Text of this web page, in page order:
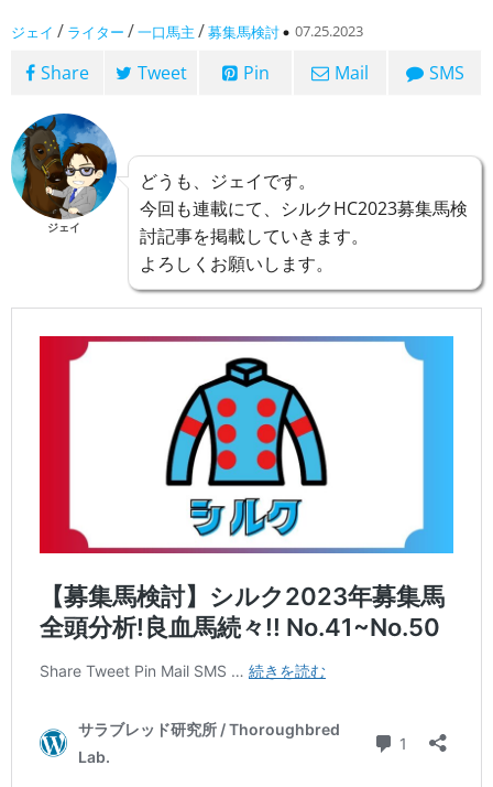
ジェイ / ライター /一口馬主 /募集馬検討 07.25.2023
Share Tweet Pin Mail SMS
ジェイ
どうも、ジェイです。
今回も連載にて、シルクHC2023募集馬検
討記事を掲載していきます。
よろしくお願いします。